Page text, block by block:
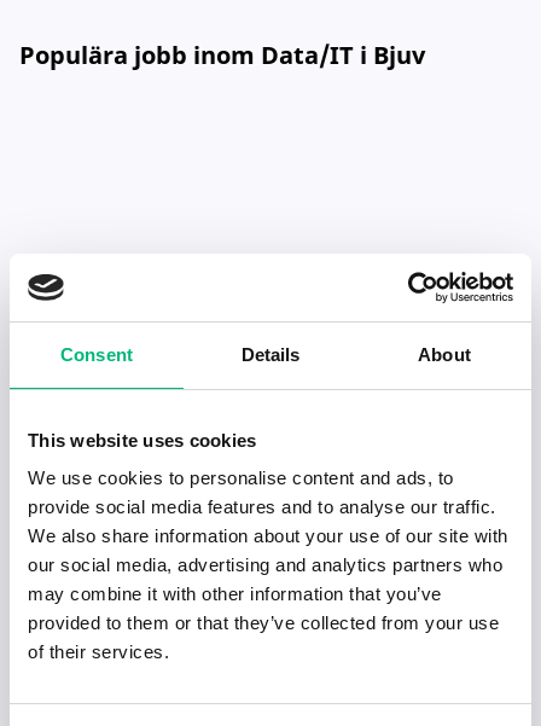
Consent Details About
This website uses cookies
We use cookies to personalise content and ads, to
provide social media features and to analyse our traffic.
We also share information about your use of our site with
our social media, advertising and analytics partners who
may combine it with other information that you’ve
provided to them or that they’ve collected from your use
of their services.
Populära jobb inom Data/IT i Bjuv
Senaste publiceringarna i Jobbnytt
Visa fler artiklar